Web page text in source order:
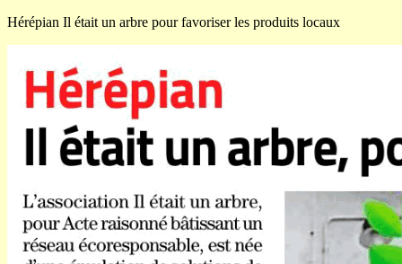
Hérépian Il était un arbre pour favoriser les produits locaux